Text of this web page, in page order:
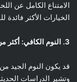
الامتناع الكامل عن
الخيارات الأكثر فائدة
3. النوم الكافي: أكثر من مجرد راحة.. إنه حماية للقلب
قد يكون النوم الجيد
وتشير الدراسات